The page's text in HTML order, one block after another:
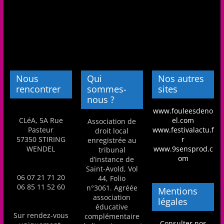
c
l
e
C
L
é
A
!
Nous
rencontrer
CLéA, 5A Rue
Pasteur
57350 STIRING
WENDEL
06 07 21 71 20
06 85 11 52 60
Sur rendez-vous
Qui
sommes-
nous ?
Association de
droit local
enregistrée au
tribunal
d’instance de
Saint-Avold, Vol
44, Folio
n°3061. Agréée
association
éducative
complémentaire
Nos autres
sites
www.fouleesdeno
el.com
www.festivalactu.f
r
www.9sensprod.c
om
Mentions
légales